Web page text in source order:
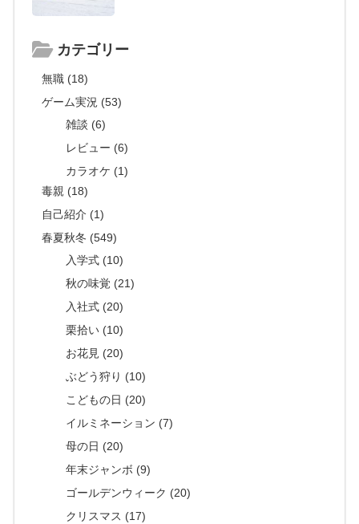
カテゴリー
無職 (18)
ゲーム実況 (53)
雑談 (6)
レビュー (6)
カラオケ (1)
毒親 (18)
自己紹介 (1)
春夏秋冬 (549)
入学式 (10)
秋の味覚 (21)
入社式 (20)
栗拾い (10)
お花見 (20)
ぶどう狩り (10)
こどもの日 (20)
イルミネーション (7)
母の日 (20)
年末ジャンボ (9)
ゴールデンウィーク (20)
クリスマス (17)